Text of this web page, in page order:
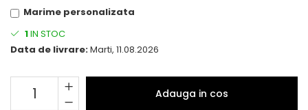
Marime personalizata
1IN STOC
Data de livrare:Marti, 11.08.2026
Adauga in cos